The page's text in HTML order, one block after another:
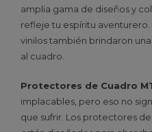
amplia gama de diseños y
refleje tu espíritu
vinilos también brindaron
al cuadro.
Protectores de Cuadro
implacables, pero eso no
que sufrir. Los protectores